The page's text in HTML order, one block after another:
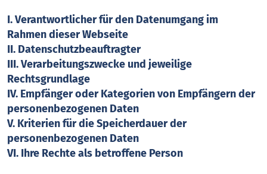
I. Verantwortlicher für den Datenumgang im
Rahmen dieser Webseite
II. Datenschutzbeauftragter
III. Verarbeitungszwecke und jeweilige
Rechtsgrundlage
IV. Empfänger oder Kategorien von Empfängern der
personenbezogenen Daten
V. Kriterien für die Speicherdauer der
personenbezogenen Daten
VI. Ihre Rechte als betroffene Person